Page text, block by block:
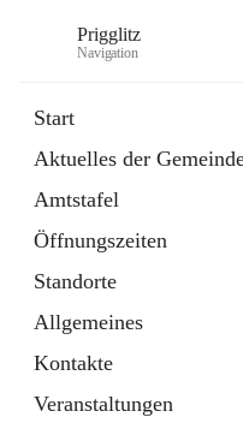
Prigglitz
Navigation
Start
Aktuelles der
Amtstafel
Öffnungszeiten
Standorte
Allgemeines
Kontakte
Veranstaltungen
Externe Webseite
in
Tab
Gemeindezeitung
Ordner
öffnet
in
neuem
Tab